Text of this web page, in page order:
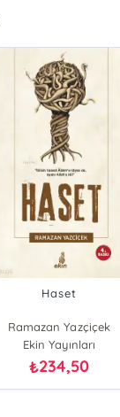
Haset
Ramazan Yazçiçek
Ekin Yayınları
₺234,50